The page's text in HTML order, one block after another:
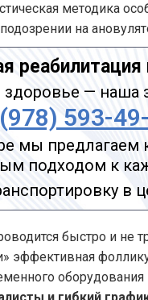
методика
на
реабилитация
— наша
593-
мы предлагаем
подходом к
в
быстро и не
эффективная
оборудования